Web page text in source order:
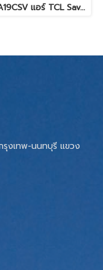
TAC-SA19CSV แอร์ TCL SaveIN 18,100 BTU. AI Inverter น้ำยา R32 พร้อมบริการติดตั้ง
งเทพ-นนทบุรี แขวง